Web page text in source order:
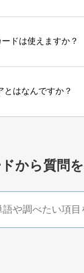
ドは使えますか？
とはなんですか？
から質問